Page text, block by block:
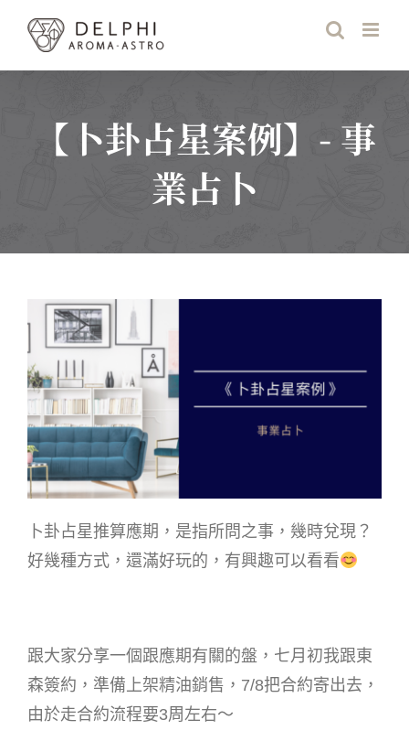
content
【卜卦占星案例】- 事
業占卜
卜卦占星推算應期，是指所問之事，幾時兌現？
好幾種方式，還滿好玩的，有興趣可以看看
跟大家分享一個跟應期有關的盤，七月初我跟東
森簽約，準備上架精油銷售，7/8把合約寄出去，
由於走合約流程要3周左右～